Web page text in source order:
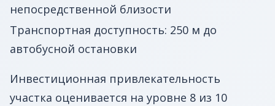
непосредственной близости
Транспортная доступность: 250 м до
автобусной остановки
Инвестиционная привлекательность
участка оценивается на уровне 8 из 10